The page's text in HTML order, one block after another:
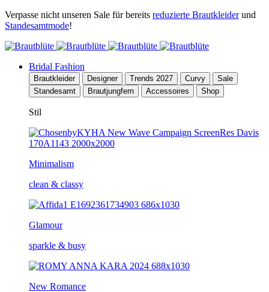
Verpasse nicht unseren Sale für bereits reduzierte Brautkleiderund
Standesamtmode!
Bridal Fashion
Brautkleider Designer Trends 2027 Curvy
Sale
Standesamt
Brautjungfern Accessoires Shop
Stil
Minimalism
clean & classy
Glamour
sparkle & busy
New Romance